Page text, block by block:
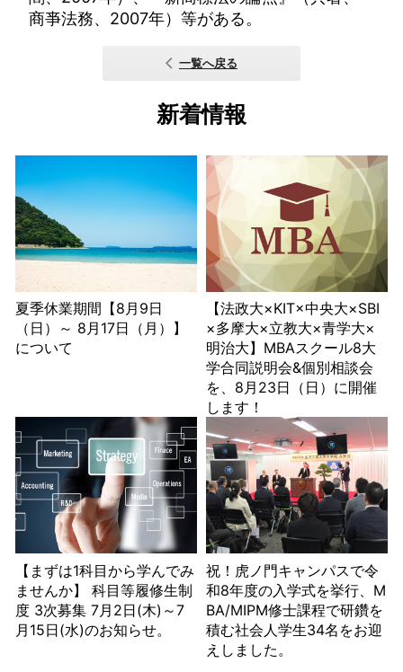
商亊法務、2007年）等がある。
一覧へ戻る
新着情報
夏季休業期間【8月9日
（日）～ 8月17日（月）】
について
【法政大×KIT×中央大×SBI
×多摩大×立教大×青学大×
明治大】MBAスクール8大
学合同説明会&個別相談会
を、8月23日（日）に開催
します！
【まずは1科目から学んでみ
ませんか】 科目等履修生制
度 3次募集 7月2日(木)～7
月15日(水)のお知らせ。
祝！虎ノ門キャンパスで令
和8年度の入学式を挙行、M
BA/MIPM修士課程で研鑽を
積む社会人学生34名をお迎
えしました。